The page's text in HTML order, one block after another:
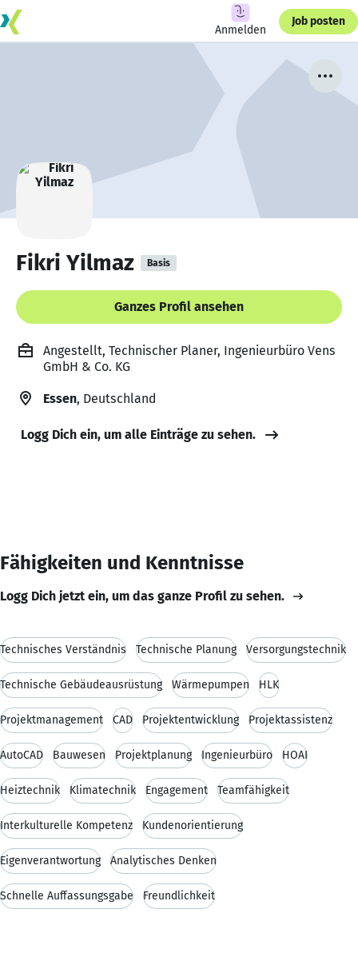
Anmelden
Job posten
Fikri Yilmaz Basis
Ganzes Profil ansehen
Angestellt, Technischer Planer, Ingenieurbüro Vens
GmbH & Co. KG
Essen, Deutschland
Logg Dich ein, um alle Einträge zu sehen.
Fähigkeiten und Kenntnisse
Logg Dich jetzt ein, um das ganze Profil zu sehen.
Technisches Verständnis Technische Planung Versorgungstechnik
Technische Gebäudeausrüstung Wärmepumpen HLK
Projektmanagement CAD Projektentwicklung Projektassistenz
AutoCAD Bauwesen Projektplanung Ingenieurbüro HOAI
Heiztechnik Klimatechnik Engagement Teamfähigkeit
Interkulturelle Kompetenz Kundenorientierung
Eigenverantwortung Analytisches Denken
Schnelle Auffassungsgabe Freundlichkeit